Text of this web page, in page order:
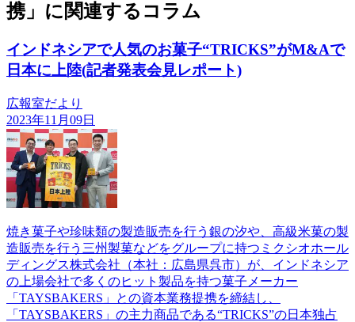
携」に関連するコラム
インドネシアで人気のお菓子“TRICKS”がM&Aで
日本に上陸(記者発表会見レポート)
広報室だより
2023年11月09日
焼き菓子や珍味類の製造販売を行う銀の汐や、高級米菓の製
造販売を行う三州製菓などをグループに持つミクシオホール
ディングス株式会社（本社：広島県呉市）が、インドネシア
の上場会社で多くのヒット製品を持つ菓子メーカー
「TAYSBAKERS」との資本業務提携を締結し、
「TAYSBAKERS」の主力商品である“TRICKS”の日本独占